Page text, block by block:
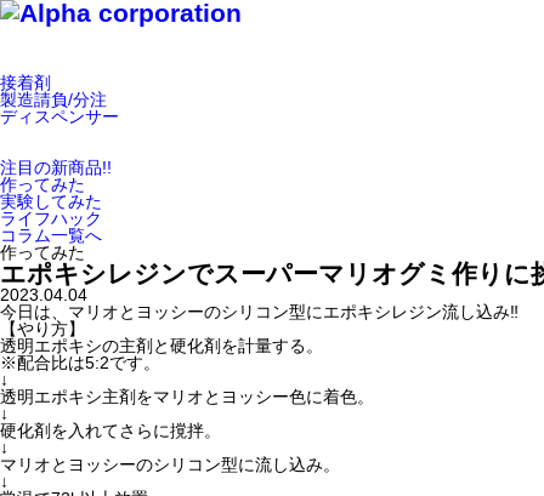
接着剤
製造請負/分注
ディスペンサー
注目の新商品!!
作ってみた
実験してみた
ライフハック
コラム一覧へ
作ってみた
エポキシレジンでスーパーマリオグミ作り
2023.04.04
今日は、マリオとヨッシーのシリコン型にエポキシレジン流し込み‼️
【やり方】
透明エポキシの主剤と硬化剤を計量する。
※配合比は5:2です。
↓
透明エポキシ主剤をマリオとヨッシー色に着色。
↓
硬化剤を入れてさらに撹拌。
↓
マリオとヨッシーのシリコン型に流し込み。
↓